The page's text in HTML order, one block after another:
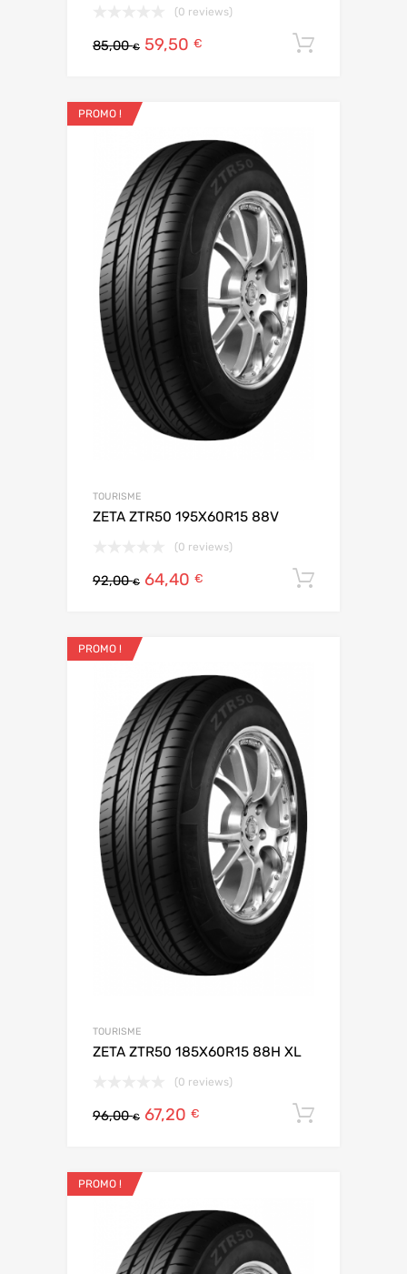
(0 reviews)
85,00€ 59,50 €
PROMO !
TOURISME
ZETA ZTR50 195X60R15 88V
(0 reviews)
92,00€ 64,40 €
PROMO !
TOURISME
ZETA ZTR50 185X60R15 88H XL
(0 reviews)
96,00€ 67,20 €
PROMO !